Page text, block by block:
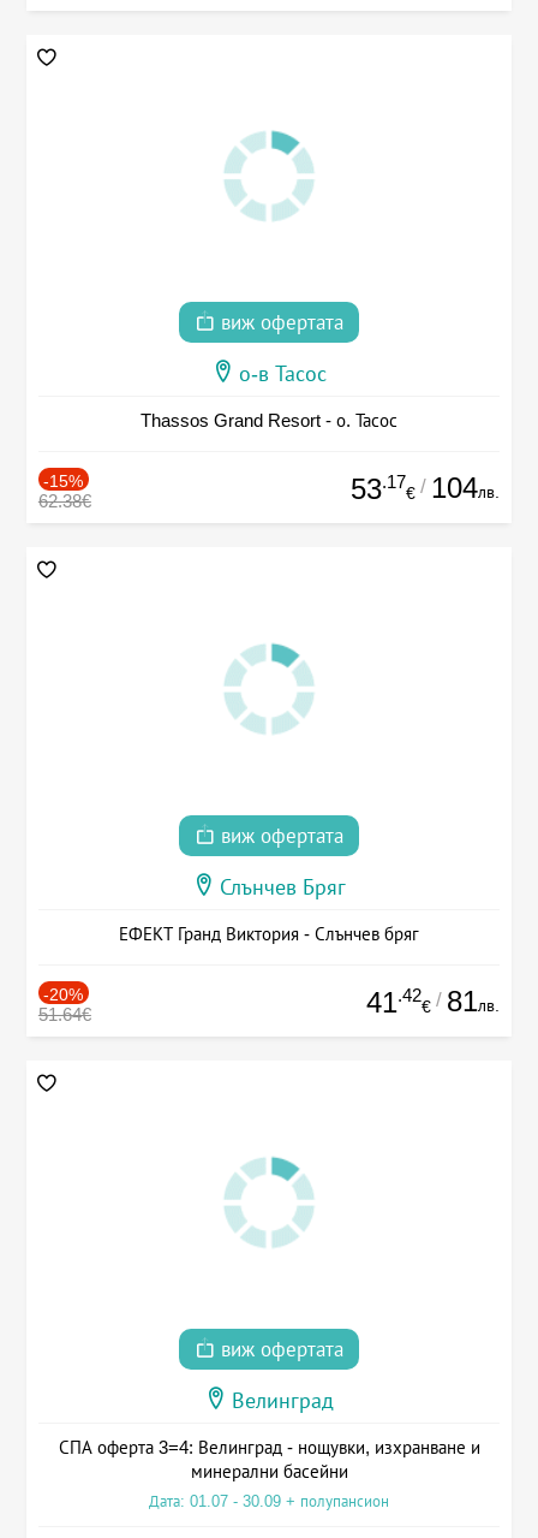
виж офертата
о-в Тасос
Thassos Grand Resort - о. Тасос
-15%
62.38€ 53.17
€ / 104лв.
виж офертата
Слънчев Бряг
ЕФЕКТ Гранд Виктория - Слънчев бряг
-20%
51.64€ 41.42
€ / 81лв.
виж офертата
Велинград
СПА оферта 3=4: Велинград - нощувки, изхранване и
минерални басейни
Дата: 01.07 - 30.09 + полупансион